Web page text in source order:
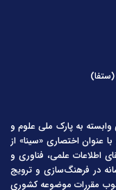
وابسته به پارک ملی علوم و
عنوان اختصاری «سینا» از
ارتقای اطلاعات علمی، فناوری و
در فرهنگ‌سازی و ترویج
مقررات موضوعه کشوری